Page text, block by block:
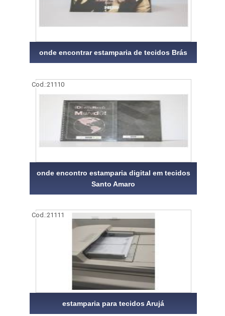
onde encontrar estamparia de tecidos Brás
Cod.:21110
onde encontro estamparia digital em tecidos
Santo Amaro
Cod.:21111
estamparia para tecidos Arujá